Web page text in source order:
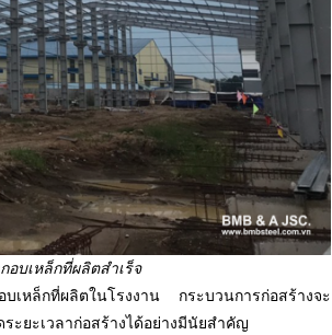
อบเหล็กที่ผลิตสำเร็จ
บเหล็กที่ผลิตในโรงงาน กระบวนการก่อสร้างจะ
ะยะเวลาก่อสร้างได้อย่างมีนัยสำคัญ